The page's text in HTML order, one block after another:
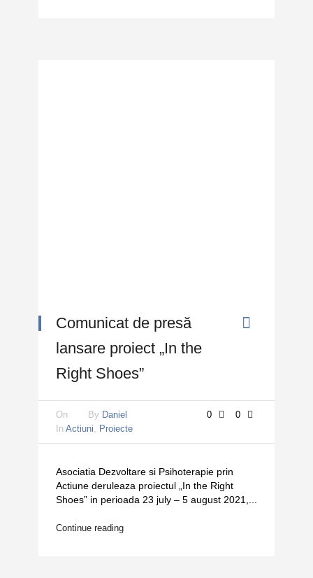
Comunicat de presă
lansare proiect „In the
Right Shoes”
0 0
On By Daniel
In Actiuni, Proiecte
Asociatia Dezvoltare si Psihoterapie prin
Actiune deruleaza proiectul „In the Right
Shoes” in perioada 23 july – 5 august 2021,...
Continue reading